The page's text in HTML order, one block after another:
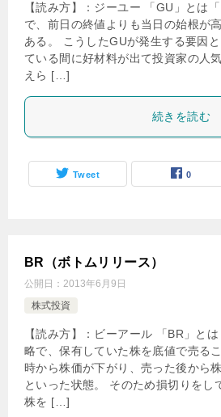
【読み方】：ジーユー 「GU」とは
で、前日の終値よりも当日の始根が
ある。 こうしたGUが発生する要因
ている間に好材料が出て投資家の人
えら […]
続きを読む
Tweet 0
BR（ボトムリリース）
公開日： 2013年6月9日
株式投資
【読み方】：ビーアール 「BR」と
略で、保有していた株を底値で売る
時から株価が下がり、売った後から
といった状態。 そのため損切りをし
株を […]